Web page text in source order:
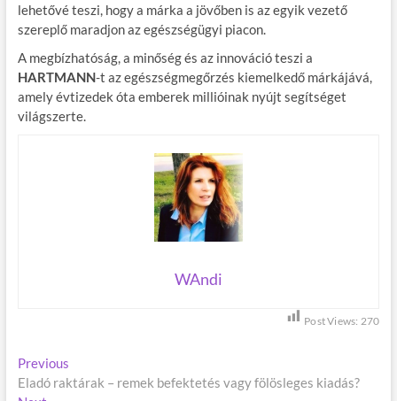
lehetővé teszi, hogy a márka a jövőben is az egyik vezető
szereplő maradjon az egészségügyi piacon.
A megbízhatóság, a minőség és az innováció teszi a
HARTMANN-t az egészségmegőrzés kiemelkedő márkájává,
amely évtizedek óta emberek millióinak nyújt segítséget
világszerte.
WAndi
Post Views: 270
B
Previous
r
Eladó raktárak – remek befektetés vagy fölösleges kiadás?